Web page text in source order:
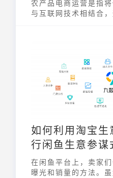
农产品电商运营是指
与互联网技术相结合
电商运营在促进农业
发挥着越来越重要的作
如何利用淘宝
行闲鱼生意参谋
在闲鱼平台上，卖家
曝光和销量的方法。